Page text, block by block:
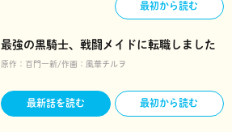
最初から読む
最強の黒騎士、戦闘メイドに転職しました
原作： 百門一新 作画： 風華チルヲ
最新話を読む 最初から読む